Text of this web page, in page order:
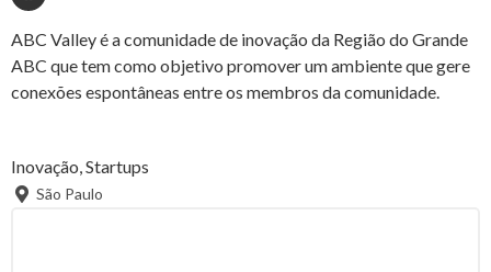
ABC Valley é a comunidade de inovação da Região do Grande
ABC que tem como objetivo promover um ambiente que gere
conexões espontâneas entre os membros da comunidade.
Inovação, Startups
São Paulo